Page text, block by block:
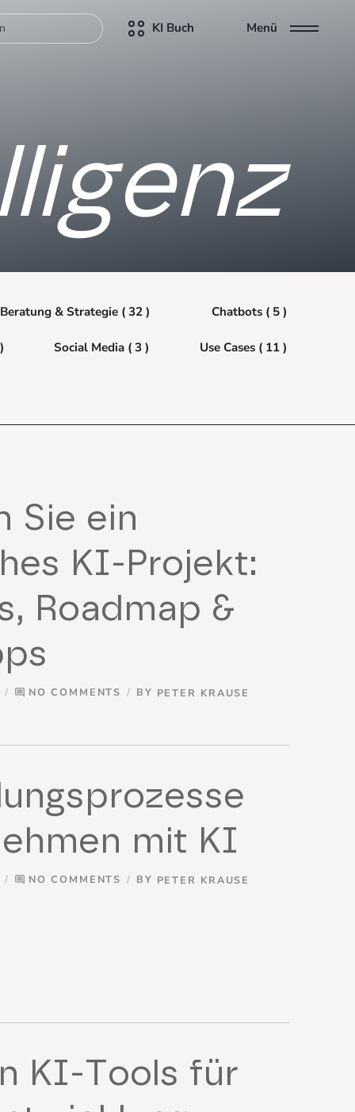
KI Buch Menü
Beratung & Strategie ( 32 ) Chatbots ( 5 )
Social Media ( 3 ) Use Cases ( 11 )
Sie ein
KI-Projekt:
Roadmap &
comment NO COMMENTS BY PETER KRAUSE
mit KI
comment NO COMMENTS BY PETER KRAUSE
KI-Tools für